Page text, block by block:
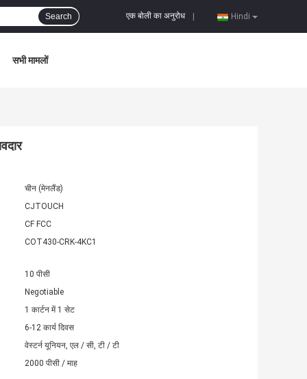
Hindi
एक बोली का अनुरोध
Search
सभी मामलों
चीन (मेनलैंड)
CJTOUCH
CF FCC
COT430-CRK-4KC1
10 पीसी
Negotiable
1 कार्टन में 1 सेट
6-12 कार्य दिवस
वेस्टर्न यूनियन, एल / सी, टी / टी
2000 पीसी / माह